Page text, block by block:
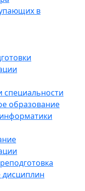
в
специальности
образование
дисциплин